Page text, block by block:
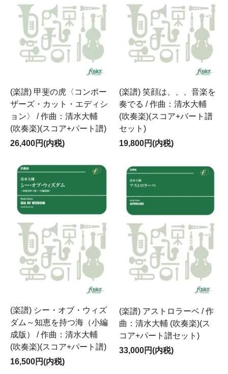
(楽譜) 甲斐の虎〈コンポー
ザーズ・カット・エディシ
ョン〉 / 作曲：清水大輔
(吹奏楽)(スコア+パート譜)
26,400円(内税)
(楽譜) 笑顔は、、、音楽を
奏でる / 作曲：清水大輔
(吹奏楽)(スコア+パート譜
セット)
19,800円(内税)
(楽譜) シー・オブ・ウィズ
ダム～知恵を持つ海（小編
成版） / 作曲：清水大輔
(吹奏楽)(スコア+パート譜)
16,500円(内税)
(楽譜) アストロラーベ / 作
曲：清水大輔 (吹奏楽)(ス
コア+パート譜セット)
33,000円(内税)